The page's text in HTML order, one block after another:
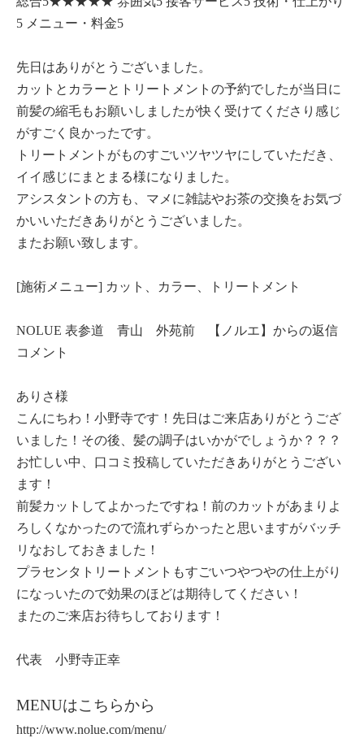
5 メニュー・料金5
先日はありがとうございました。
カットとカラーとトリートメントの予約でしたが当日に
前髪の縮毛もお願いしましたが快く受けてくださり感じ
がすごく良かったです。
トリートメントがものすごいツヤツヤにしていただき、
イイ感じにまとまる様になりました。
アシスタントの方も、マメに雑誌やお茶の交換をお気づ
かいいただきありがとうございました。
またお願い致します。
[施術メニュー] カット、カラー、トリートメント
NOLUE 表参道 青山 外苑前 【ノルエ】からの返信
コメント
ありさ様
こんにちわ！小野寺です！先日はご来店ありがとうござ
いました！その後、髪の調子はいかがでしょうか？？？
お忙しい中、口コミ投稿していただきありがとうござい
ます！
前髪カットしてよかったですね！前のカットがあまりよ
ろしくなかったので流れずらかったと思いますがバッチ
リなおしておきました！
プラセンタトリートメントもすごいつやつやの仕上がり
になっいたので効果のほどは期待してください！
またのご来店お待ちしております！
代表 小野寺正幸
MENUはこちらから
http://www.nolue.com/menu/